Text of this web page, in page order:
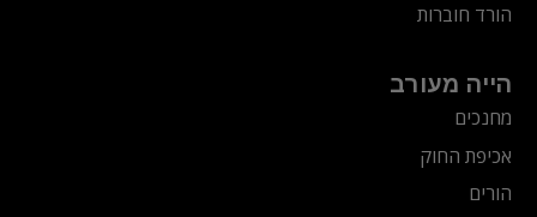
הורד חוברות
הייה מעורב
מחנכים
אכיפת החוק
הורים